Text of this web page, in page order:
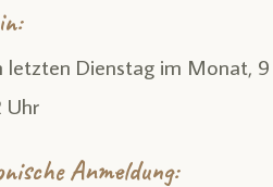
letzten Dienstag im Monat, 9
Uhr
Anmeldung: